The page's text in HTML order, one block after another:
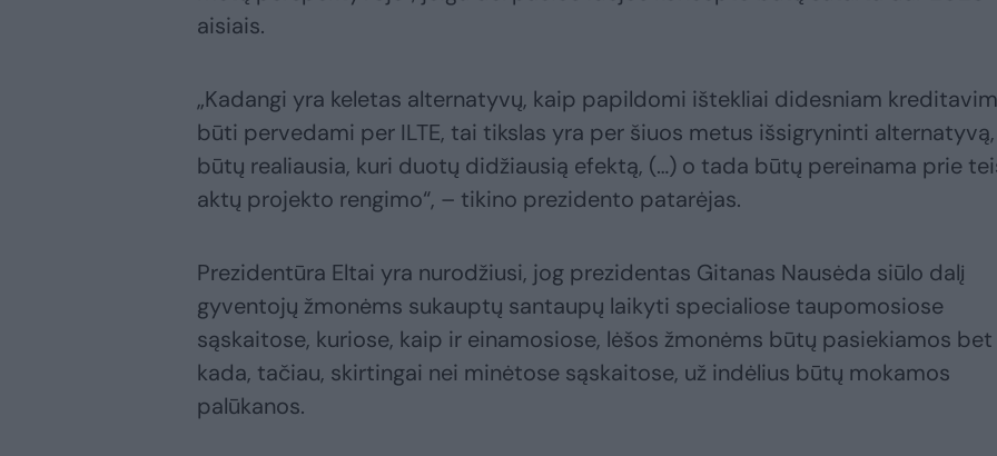
aisiais.
„Kadangi yra keletas alternatyvų, kaip papildomi ištekliai didesniam
būti pervedami per ILTE, tai tikslas yra per šiuos metus išsigryninti
būtų realiausia, kuri duotų didžiausią efektą, (…) o tada būtų pereinama prie
aktų projekto rengimo“, – tikino prezidento patarėjas.
Prezidentūra Eltai yra nurodžiusi, jog prezidentas Gitanas Nausėda siūlo dalį
gyventojų žmonėms sukauptų santaupų laikyti specialiose taupomosiose
sąskaitose, kuriose, kaip ir einamosiose, lėšos žmonėms būtų pasiekiamos bet
kada, tačiau, skirtingai nei minėtose sąskaitose, už indėlius būtų mokamos
palūkanos.